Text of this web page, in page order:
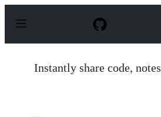
p
Instantly share code,